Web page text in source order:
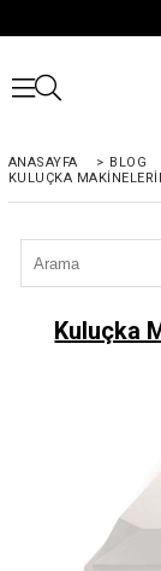
ANASAYFA > BLOG
KULUÇKA
Kuluçka